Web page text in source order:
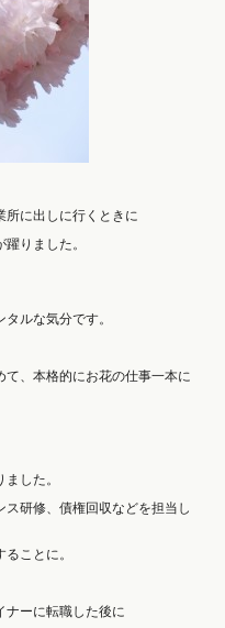
所に出しに行くときに
りました。
ルな気分です。
、本格的にお花の仕事一本に
した。
ス研修、債権回収などを担当し
ことに。
ナーに転職した後に